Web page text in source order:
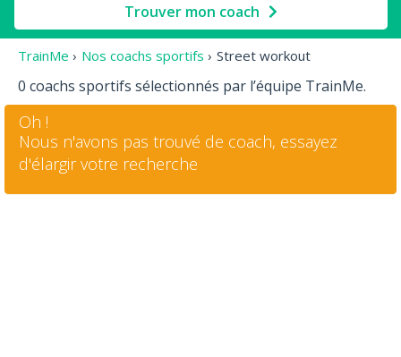
Trouver mon coach
TrainMe › Nos coachs sportifs › Street workout
0 coachs sportifs sélectionnés par l’équipe TrainMe.
Oh !
Nous n'avons pas trouvé de coach, essayez
d'élargir votre recherche